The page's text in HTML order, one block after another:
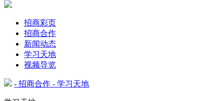
招商彩页
招商合作
新闻动态
学习天地
视频导览
- 招商合作 - 学习天地